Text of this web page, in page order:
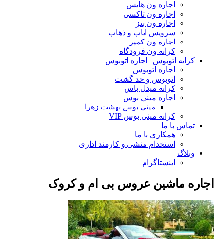
اجاره ون هایس
اجاره ون تاکسی
اجاره ون بنز
سرویس ایاب و ذهاب
اجاره ون کمپر
کرایه ون فرودگاه
کرایه اتوبوس | اجاره اتوبوس
اجاره اتوبوس
اتوبوس واحد گشت
کرایه میدل باس
اجاره مینی بوس
مینی بوس بهشت زهرا
کرایه مینی بوس VIP
تماس با ما
همکاری با ما
استخدام منشی و کارمند اداری
وبلاگ
اینستاگرام
اجاره ماشین عروس بی ام و کروک